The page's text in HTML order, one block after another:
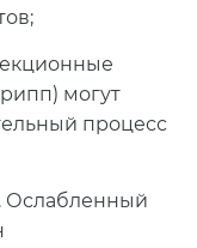
могут
процесс
Ослабленный